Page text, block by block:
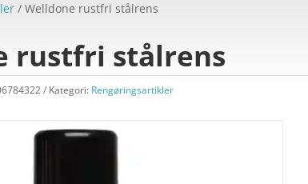
/ Welldone rustfri stålrens
rustfri stålrens
Kategori: Rengøringsartikler